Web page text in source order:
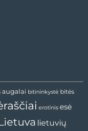
augalai bitininkystė bitės
erotinis esė
lietuvių